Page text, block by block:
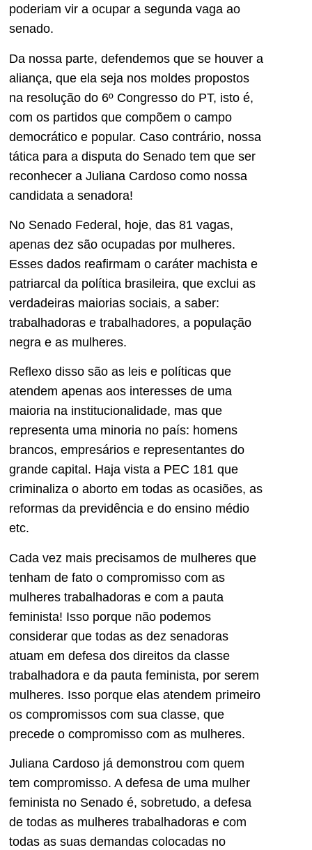
poderiam vir a ocupar a segunda vaga ao
senado.
Da nossa parte, defendemos que se houver a
aliança, que ela seja nos moldes propostos
na resolução do 6º Congresso do PT, isto é,
com os partidos que compõem o campo
democrático e popular. Caso contrário, nossa
tática para a disputa do Senado tem que ser
reconhecer a Juliana Cardoso como nossa
candidata a senadora!
No Senado Federal, hoje, das 81 vagas,
apenas dez são ocupadas por mulheres.
Esses dados reafirmam o caráter machista e
patriarcal da política brasileira, que exclui as
verdadeiras maiorias sociais, a saber:
trabalhadoras e trabalhadores, a população
negra e as mulheres.
Reflexo disso são as leis e políticas que
atendem apenas aos interesses de uma
maioria na institucionalidade, mas que
representa uma minoria no país: homens
brancos, empresários e representantes do
grande capital. Haja vista a PEC 181 que
criminaliza o aborto em todas as ocasiões, as
reformas da previdência e do ensino médio
etc.
Cada vez mais precisamos de mulheres que
tenham de fato o compromisso com as
mulheres trabalhadoras e com a pauta
feminista! Isso porque não podemos
considerar que todas as dez senadoras
atuam em defesa dos direitos da classe
trabalhadora e da pauta feminista, por serem
mulheres. Isso porque elas atendem primeiro
os compromissos com sua classe, que
precede o compromisso com as mulheres.
Juliana Cardoso já demonstrou com quem
tem compromisso. A defesa de uma mulher
feminista no Senado é, sobretudo, a defesa
de todas as mulheres trabalhadoras e com
todas as suas demandas colocadas no